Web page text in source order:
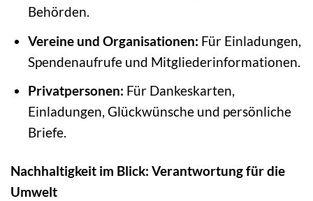
Behörden.
Vereine und Organisationen: Für Einladungen,
Spendenaufrufe und Mitgliederinformationen.
Privatpersonen: Für Dankeskarten,
Einladungen, Glückwünsche und persönliche
Briefe.
Nachhaltigkeit im Blick: Verantwortung für die
Umwelt